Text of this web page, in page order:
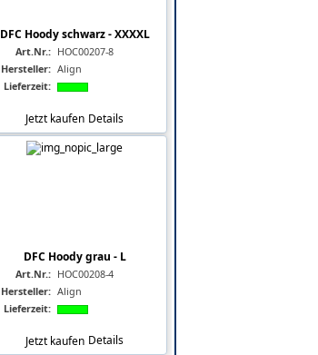
DFC Hoody schwarz - XXXXL
Art.Nr.: HOC00207-8
Hersteller: Align
Lieferzeit:
Jetzt kaufen Details
DFC Hoody grau - L
Art.Nr.: HOC00208-4
Hersteller: Align
Lieferzeit:
Jetzt kaufen Details